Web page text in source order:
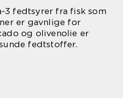
3 fedtsyrer fra fisk som
er gavnlige for
og olivenolie er
fedtstoffer.